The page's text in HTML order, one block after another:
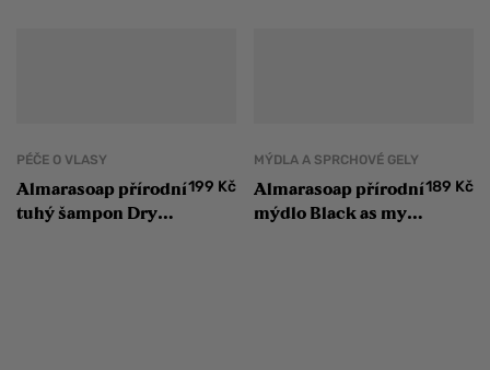
PÉČE O VLASY
Almarasoap přírodní
tuhý šampon Dry
199 Kč
MÝDLA A SPRCHOVÉ GELY
Almarasoap přírodní
mýdlo Black as my
189 Kč